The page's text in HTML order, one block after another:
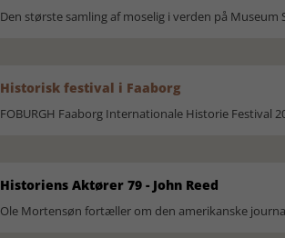
Den største samling af moselig i verden på Museum
Historisk festival i Faaborg
FOBURGH Faaborg Internationale Historie Festival
Historiens Aktører 79 - John Reed
Ole Mortensøn fortæller om den amerikanske